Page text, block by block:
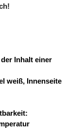
Inhalt einer
weiß, Innenseite